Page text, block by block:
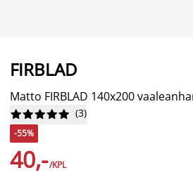
FIRBLAD
Matto FIRBLAD 140x200





 (3)
-55%
40,-/KPL